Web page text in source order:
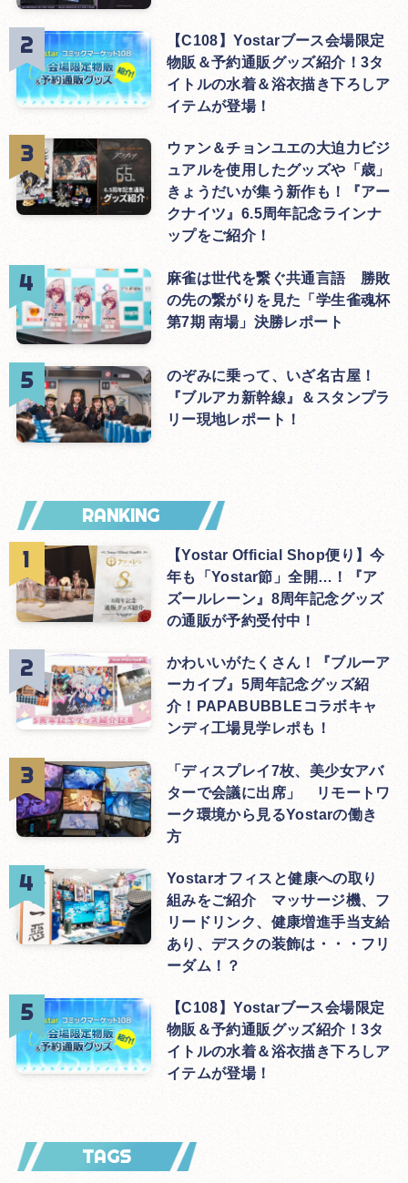
【C108】Yostarブース会場限定
物販＆予約通販グッズ紹介！3タ
イトルの水着＆浴衣描き下ろしア
イテムが登場！
ウァン＆チョンユエの大迫力ビジ
ュアルを使用したグッズや「歳」
きょうだいが集う新作も！『アー
クナイツ』6.5周年記念ラインナ
ップをご紹介！
麻雀は世代を繋ぐ共通言語 勝敗
の先の繋がりを見た「学生雀魂杯
第7期 南場」決勝レポート
のぞみに乗って、いざ名古屋！
『ブルアカ新幹線』＆スタンプラ
リー現地レポート！
RANKING
【Yostar Official Shop便り】今
年も「Yostar節」全開…！『ア
ズールレーン』8周年記念グッズ
の通販が予約受付中！
かわいいがたくさん！『ブルーア
ーカイブ』5周年記念グッズ紹
介！PAPABUBBLEコラボキャ
ンディ工場見学レポも！
「ディスプレイ7枚、美少女アバ
ターで会議に出席」 リモートワ
ーク環境から見るYostarの働き
方
Yostarオフィスと健康への取り
組みをご紹介 マッサージ機、フ
リードリンク、健康増進手当支給
あり、デスクの装飾は・・・フリ
ーダム！？
【C108】Yostarブース会場限定
物販＆予約通販グッズ紹介！3タ
イトルの水着＆浴衣描き下ろしア
イテムが登場！
TAGS